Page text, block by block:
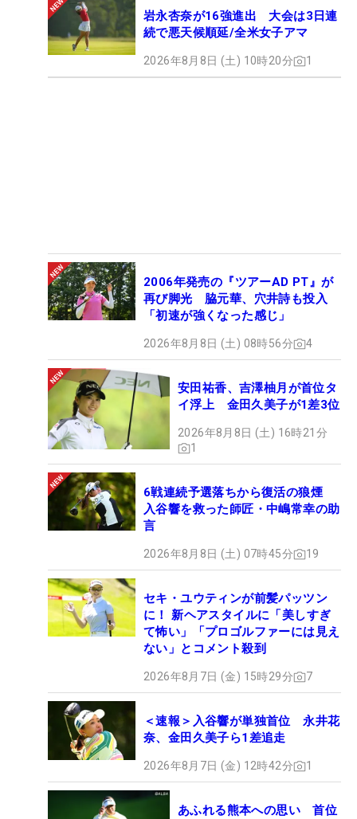
岩永杏奈が16強進出 大会は3日連
続で悪天候順延/全米女子アマ
2026年8月8日 (土) 10時20分 1
2006年発売の『ツアーAD PT』が
再び脚光 脇元華、穴井詩も投入
「初速が強くなった感じ」
2026年8月8日 (土) 08時56分 4
安田祐香、吉澤柚月が首位タ
イ浮上 金田久美子が1差3位
2026年8月8日 (土) 16時21分
1
6戦連続予選落ちから復活の狼煙
入谷響を救った師匠・中嶋常幸の助
言
2026年8月8日 (土) 07時45分 19
セキ・ユウティンが前髪パッツン
に！ 新ヘアスタイルに「美しすぎ
て怖い」「プロゴルファーには見え
ない」とコメント殺到
2026年8月7日 (金) 15時29分 7
＜速報＞入谷響が単独首位 永井花
奈、金田久美子ら1差追走
2026年8月7日 (金) 12時42分 1
あふれる熊本への思い 首位